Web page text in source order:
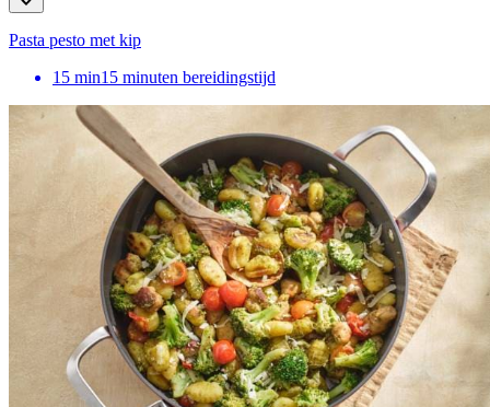
Pasta pesto met kip
15 min15 minuten bereidingstijd